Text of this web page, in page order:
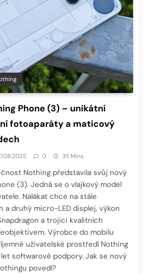
Phone (3) – unikátní
fotoaparáty a maticový
0 35 Mins
Nothing představila svůj nový
(3). Jedná se o vlajkový model
Nalákat chce na stále
a druhý micro-LED displej, výkon
a trojici kvalitních
Výrobce do mobilu
uživatelské prostředí Nothing
let softwarové podpory. Jak se nový
povedl?